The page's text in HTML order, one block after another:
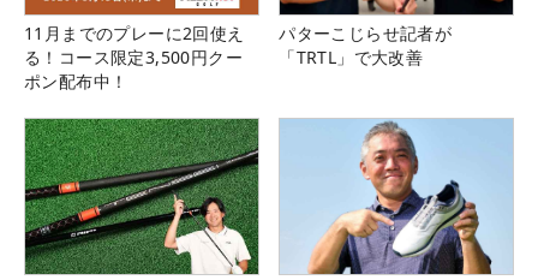
11月までのプレーに2回使え
る！コース限定3,500円クー
ポン配布中！
パターこじらせ記者が
「TRTL」で大改善